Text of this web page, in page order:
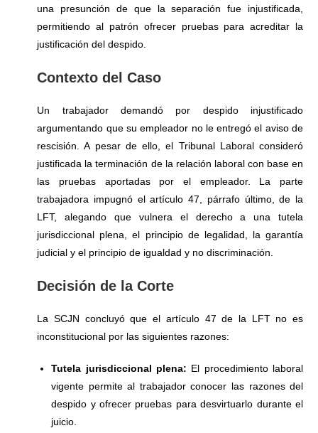
una presunción de que la separación fue injustificada,
permitiendo al patrón ofrecer pruebas para acreditar la
justificación del despido.
Contexto del Caso
Un trabajador demandó por despido injustificado
argumentando que su empleador no le entregó el aviso de
rescisión. A pesar de ello, el Tribunal Laboral consideró
justificada la terminación de la relación laboral con base en
las pruebas aportadas por el empleador. La parte
trabajadora impugnó el artículo 47, párrafo último, de la
LFT, alegando que vulnera el derecho a una tutela
jurisdiccional plena, el principio de legalidad, la garantía
judicial y el principio de igualdad y no discriminación.
Decisión de la Corte
La SCJN concluyó que el artículo 47 de la LFT no es
inconstitucional por las siguientes razones:
Tutela jurisdiccional plena: El procedimiento laboral
vigente permite al trabajador conocer las razones del
despido y ofrecer pruebas para desvirtuarlo durante el
juicio.